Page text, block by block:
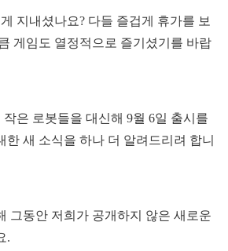
지내셨나요? 다들 즐겁게 휴가를 보
게임도 열정적으로 즐기셨기를 바랍
작은 로봇들을 대신해 9월 6일 출시를
한 새 소식을 하나 더 알려드리려 합니
그동안 저희가 공개하지 않은 새로운
.